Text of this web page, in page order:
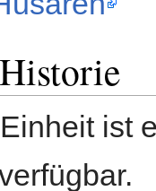
ist